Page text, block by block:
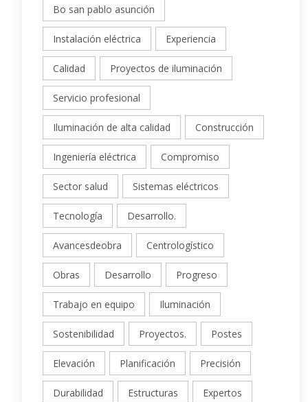
Bo san pablo asunción
Instalación eléctrica Experiencia
Calidad Proyectos de iluminación
Servicio profesional
Iluminación de alta calidad Construcción
Ingeniería eléctrica Compromiso
Sector salud Sistemas eléctricos
Tecnología Desarrollo.
Avancesdeobra Centrologístico
Obras Desarrollo Progreso
Trabajo en equipo Iluminación
Sostenibilidad Proyectos. Postes
Elevación Planificación Precisión
Durabilidad Estructuras Expertos